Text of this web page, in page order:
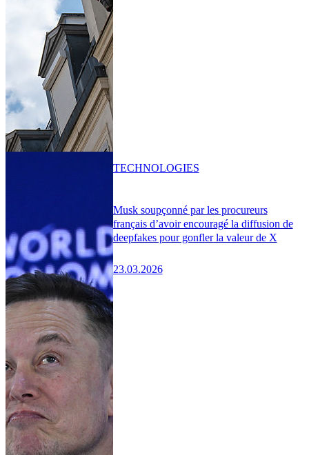
Musk soupçonné par les procureurs
français d’avoir encouragé la diffusion de
deepfakes pour gonfler la valeur de X
23.03.2026
TECHNOLOGIES